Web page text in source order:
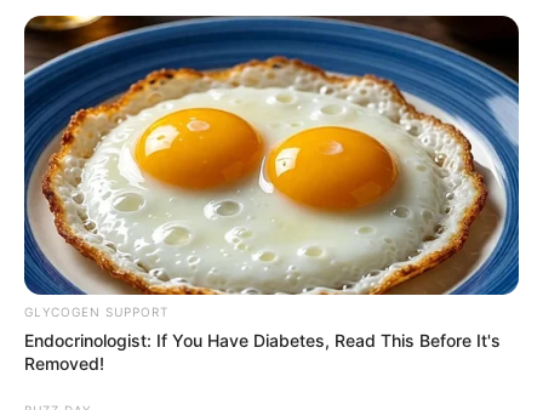
GLYCOGEN SUPPORT
Endocrinologist: If You Have Diabetes, Read This Before It's
Removed!